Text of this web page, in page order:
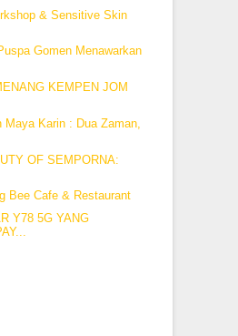
& Sensitive Skin
Gomen Menawarkan
KEMPEN JOM
Karin : Dua Zaman,
OF SEMPORNA:
Bee Cafe & Restaurant
Y78 5G YANG